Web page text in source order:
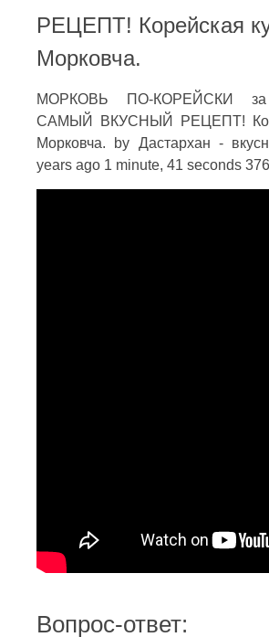
РЕЦЕПТ! Корейская
Морковча.
МОРКОВЬ ПО-КОРЕЙСКИ
САМЫЙ ВКУСНЫЙ РЕЦЕПТ!
Морковча. by Дастархан -
years ago 1 minute, 41 seconds
Вопрос-ответ: